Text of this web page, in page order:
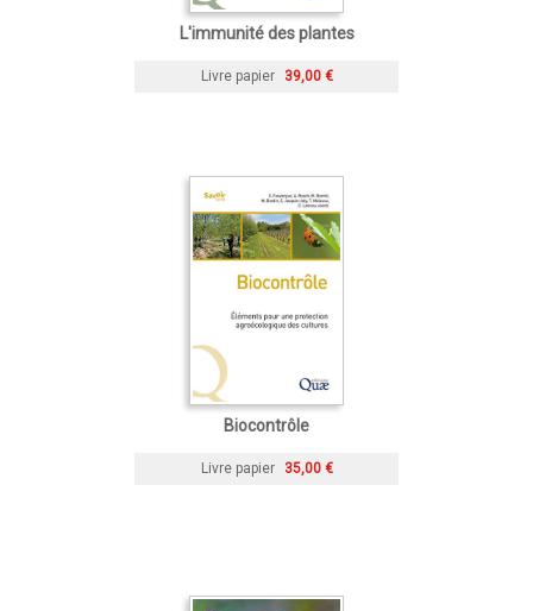
L'immunité des plantes
Livre papier 39,00 €
Biocontrôle
Livre papier 35,00 €